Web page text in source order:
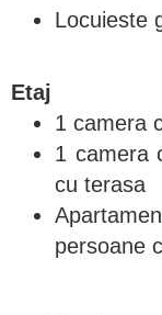
Locuieste
Etaj
1 camera
1 camera
cu terasa
persoane